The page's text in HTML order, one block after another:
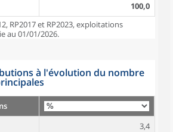
100,0
RP2017 et RP2023, exploitations
au 01/01/2026.
à l'évolution du nombre
3,4